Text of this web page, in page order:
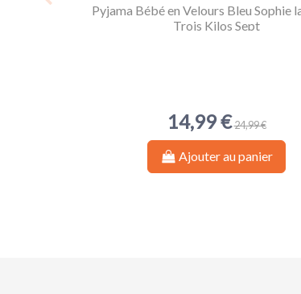
Pyjama Bébé en Velours Bleu Sophie
Trois Kilos Sept
14,99 €24,99 €
Ajouter au panier